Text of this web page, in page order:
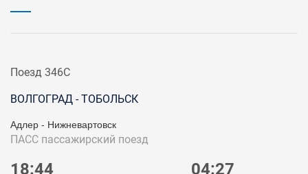
Поезд 346С
ВОЛГОГРАД - ТОБОЛЬСК
Адлер - Нижневартовск
ПАСС пассажирский поезд
18:44 04:27